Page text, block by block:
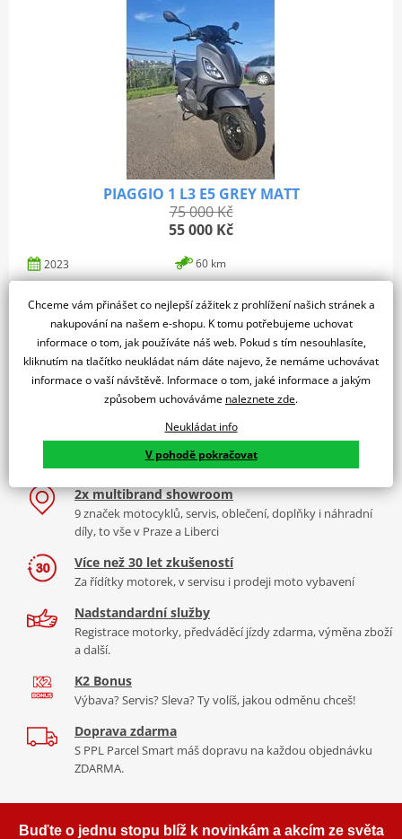
PIAGGIO 1 L3 E5 GREY MATT
75 000 Kč
55 000 Kč
2023 60 km
Detail produktu
Předchozí 1 2
2x multibrand showroom
9 značek motocyklů, servis, oblečení, doplňky i náhradní
díly, to vše v Praze a Liberci
Více než 30 let zkušeností
Za řídítky motorek, v servisu i prodeji moto vybavení
Nadstandardní služby
Registrace motorky, předváděcí jízdy zdarma, výměna zboží
a další.
K2 Bonus
Výbava? Servis? Sleva? Ty volíš, jakou odměnu chceš!
Doprava zdarma
S PPL Parcel Smart máš dopravu na každou objednávku
ZDARMA.
Buďte o jednu stopu blíž k novinkám a akcím ze světa
Chceme vám přinášet co nejlepší zážitek z prohlížení našich stránek a
nakupování na našem e-shopu. K tomu potřebujeme uchovat
informace o tom, jak používáte náš web. Pokud s tím nesouhlasíte,
kliknutím na tlačítko neukládat nám dáte najevo, že nemáme uchovávat
informace o vaší návštěvě. Informace o tom, jaké informace a jakým
způsobem uchováváme naleznete zde.
Neukládat info
V pohodě pokračovat